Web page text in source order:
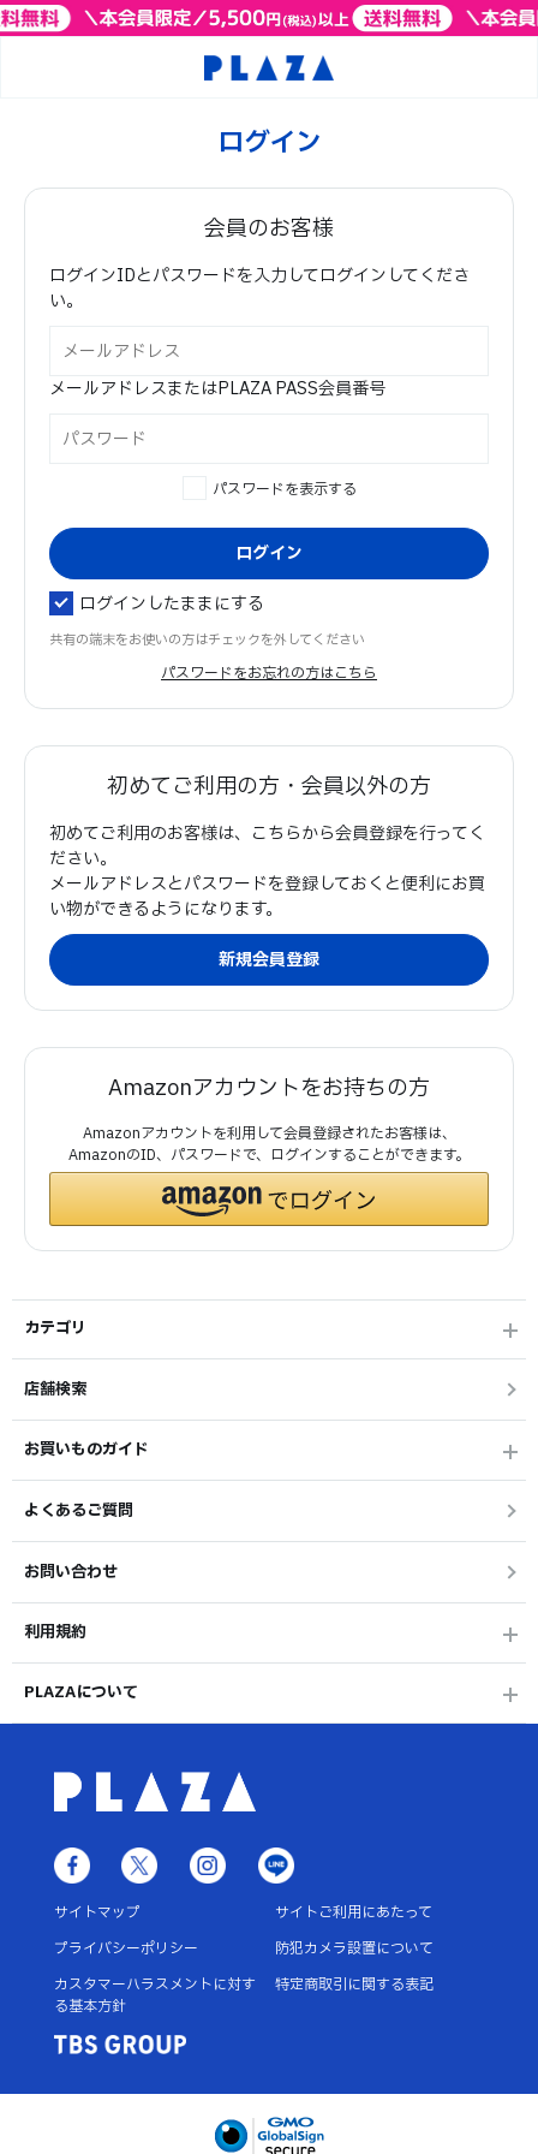
ログイン
会員のお客様
ログインIDとパスワードを入力してログインしてくださ
い。
メールアドレスまたはPLAZA PASS会員番号
パスワードを表示する
ログインしたままにする
共有の端末をお使いの方はチェックを外してください
パスワードをお忘れの方はこちら
初めてご利用の方・会員以外の方
初めてご利用のお客様は、こちらから会員登録を行ってく
ださい。
メールアドレスとパスワードを登録しておくと便利にお買
い物ができるようになります。
Amazonアカウントをお持ちの方
Amazonアカウントを利用して会員登録されたお客様は、
AmazonのID、パスワードで、ログインすることができます。
カテゴリ
店舗検索
お買いものガイド
よくあるご質問
お問い合わせ
利用規約
PLAZAについて
サイトマップ
サイトご利用にあたって
プライバシーポリシー
防犯カメラ設置について
カスタマーハラスメントに対す
る基本方針
特定商取引に関する表記